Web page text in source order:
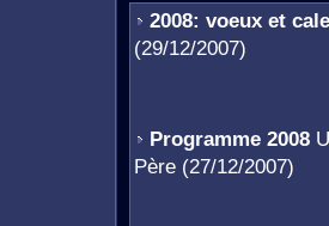
2008: voeux et
(29/12/2007)
Programme 2008
Père (27/12/2007)